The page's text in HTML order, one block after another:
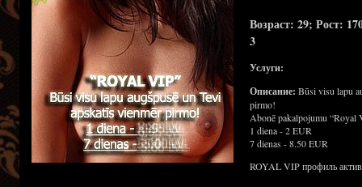
Возраст: 29; Рост:
3
Услуги:
Описание: Būsi visu lapu
pirmo!
Abonē pakalpojumu “Royal
1 diena - 2 EUR
7 dienas - 8.50 EUR
ROYAL VIP профиль